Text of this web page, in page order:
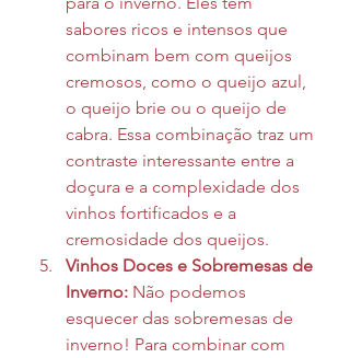
sabores ricos e intensos que
combinam bem com queijos
cremosos, como o queijo azul,
o queijo brie ou o queijo de
cabra. Essa combinação traz um
contraste interessante entre a
doçura e a complexidade dos
vinhos fortificados e a
cremosidade dos queijos.
Vinhos Doces e Sobremesas de
Inverno: Não podemos
esquecer das sobremesas de
inverno! Para combinar com